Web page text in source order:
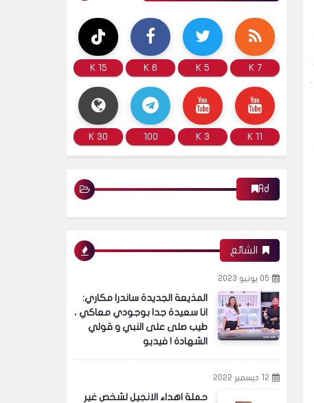
7 K
5 K
6 K
15 K
11 K
3 K
100
30 K
Ad
الشائع
05 يونيو 2023
المذيعة الجديدة ساندرا مكاري:
انا سعيدة جدا بوجودي معاكي ،
طيب صلى على النبي و قولي
الشهادة ! فيديو
12 ديسمبر 2022
حملة اهداء الانجيل لشخص غير